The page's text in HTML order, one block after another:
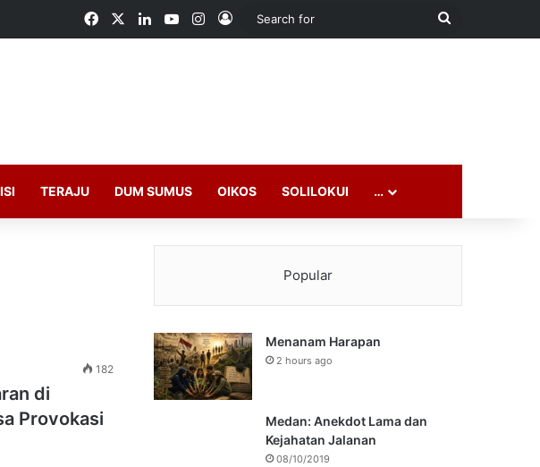
FacebookLinkedInYouTubeInstagram
Log In
Search
TERAJU DUM SUMUS OIKOS SOLILOKUI …
182
di
Provokasi
Popular
Menanam Harapan
2 hours ago
Medan: Anekdot Lama dan
Kejahatan Jalanan
08/10/2019